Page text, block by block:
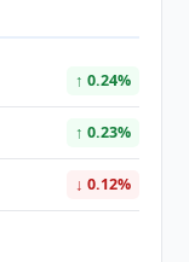
↑ 0.24%
↑ 0.23%
↓ 0.12%